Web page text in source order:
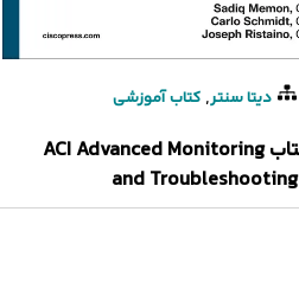
دیتا سنتر, کتاب آموزشی
دانلود کتاب ACI Advanced Monitoring
and Troubleshooting